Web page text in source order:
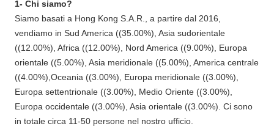
1- Chi siamo?
Siamo basati a Hong Kong S.A.R., a partire dal 2016,
vendiamo in Sud America ((35.00%), Asia sudorientale
((12.00%), Africa ((12.00%), Nord America ((9.00%), Europa
orientale ((5.00%), Asia meridionale ((5.00%), America centrale
((4.00%),Oceania ((3.00%), Europa meridionale ((3.00%),
Europa settentrionale ((3.00%), Medio Oriente ((3.00%),
Europa occidentale ((3.00%), Asia orientale ((3.00%). Ci sono
in totale circa 11-50 persone nel nostro ufficio.